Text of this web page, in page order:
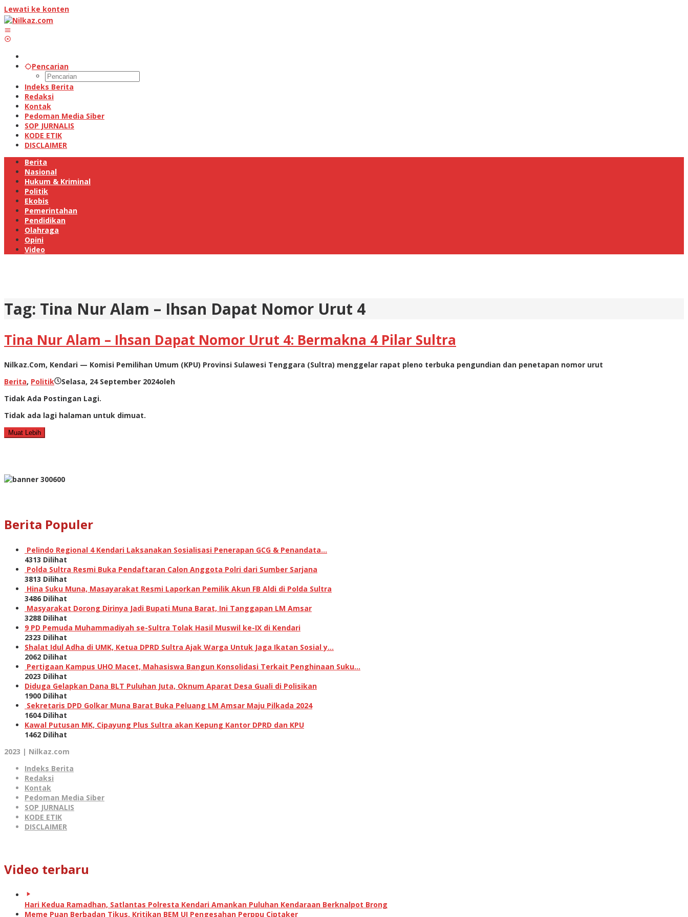
Lewati ke konten
Pencarian
Indeks Berita
Redaksi
Kontak
Pedoman Media Siber
SOP JURNALIS
KODE ETIK
DISCLAIMER
Berita
Nasional
Hukum & Kriminal
Politik
Ekobis
Pemerintahan
Pendidikan
Olahraga
Opini
Video
Tag: Tina Nur Alam – Ihsan Dapat Nomor Urut 4
Tina Nur Alam – Ihsan Dapat Nomor Urut 4: Bermakna 4 Pilar Sultra
Nilkaz.Com, Kendari — Komisi Pemilihan Umum (KPU) Provinsi Sulawesi Tenggara (Sultra) menggelar rapat pleno terbuka pengundian dan penetapan nomor urut
Berita, Politik Selasa, 24 September 2024oleh
Tidak Ada Postingan Lagi.
Tidak ada lagi halaman untuk dimuat.
Muat Lebih
Berita Populer
Pelindo Regional 4 Kendari Laksanakan Sosialisasi Penerapan GCG & Penandata…
4313 Dilihat
Polda Sultra Resmi Buka Pendaftaran Calon Anggota Polri dari Sumber Sarjana
3813 Dilihat
Hina Suku Muna, Masayarakat Resmi Laporkan Pemilik Akun FB Aldi di Polda Sultra
3486 Dilihat
Masyarakat Dorong Dirinya Jadi Bupati Muna Barat, Ini Tanggapan LM Amsar
3288 Dilihat
9 PD Pemuda Muhammadiyah se-Sultra Tolak Hasil Muswil ke-IX di Kendari
2323 Dilihat
Shalat Idul Adha di UMK, Ketua DPRD Sultra Ajak Warga Untuk Jaga Ikatan Sosial y…
2062 Dilihat
Pertigaan Kampus UHO Macet, Mahasiswa Bangun Konsolidasi Terkait Penghinaan Suku…
2023 Dilihat
Diduga Gelapkan Dana BLT Puluhan Juta, Oknum Aparat Desa Guali di Polisikan
1900 Dilihat
Sekretaris DPD Golkar Muna Barat Buka Peluang LM Amsar Maju Pilkada 2024
1604 Dilihat
Kawal Putusan MK, Cipayung Plus Sultra akan Kepung Kantor DPRD dan KPU
1462 Dilihat
2023 | Nilkaz.com
Indeks Berita
Redaksi
Kontak
Pedoman Media Siber
SOP JURNALIS
KODE ETIK
DISCLAIMER
Video terbaru
Hari Kedua Ramadhan, Satlantas Polresta Kendari Amankan Puluhan Kendaraan Berknalpot Brong
Meme Puan Berbadan Tikus, Kritikan BEM UI Pengesahan Perppu Ciptaker